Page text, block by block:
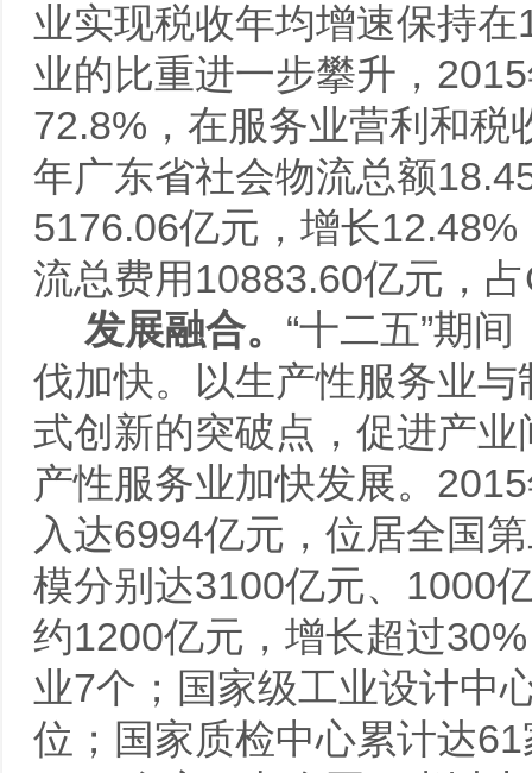
业实现税收年均增速保持
业的比重进一步攀升，
72.8%，在服务业营利和税
年广东省社会物流总额
5176.06亿元，增长
流总费用10883.60亿元，
发展融合。 “十二五”期
伐加快。以生产性服务业
式创新的突破点，促进产业
产性服务业加快发展。
入达6994亿元，位居全国
模分别达3100亿元、1000
约1200亿元，增长超过
业7个；国家级工业设计中
位；国家质检中心累计达